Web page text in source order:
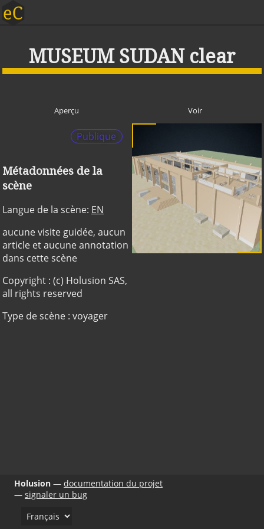
MUSEUM SUDAN clear
Aperçu Voir
Publique
Métadonnées de la
scène
Langue de la scène: EN
aucune visite guidée, aucun
article et aucune annotation
dans cette scène
Copyright : (c) Holusion SAS,
all rights reserved
Type de scène : voyager
Holusion
documentation du projet
signaler un bug